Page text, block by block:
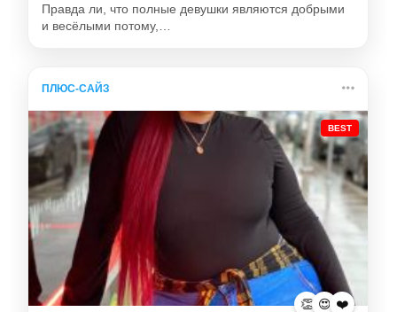
Правда ли, что полные девушки являются добрыми
и весёлыми потому,…
ПЛЮС-САЙЗ
BEST
👏 😍 ❤️